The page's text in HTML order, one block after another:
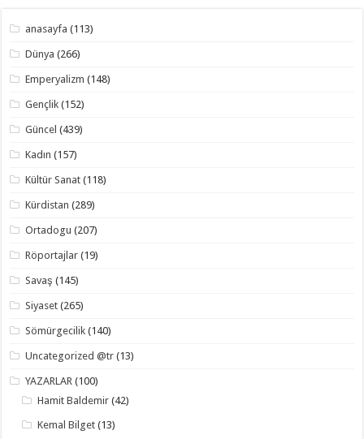
anasayfa (113)
Dünya (266)
Emperyalizm (148)
Gençlik (152)
Güncel (439)
Kadın (157)
Kültür Sanat (118)
Kürdistan (289)
Ortadogu (207)
Röportajlar (19)
Savaş (145)
Siyaset (265)
Sömürgecilik (140)
Uncategorized @tr (13)
YAZARLAR (100)
Hamit Baldemir (42)
Kemal Bilget (13)